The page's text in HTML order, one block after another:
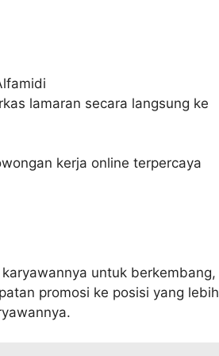
lamaran secara langsung ke
kerja online terpercaya
untuk berkembang,
promosi ke posisi yang lebih